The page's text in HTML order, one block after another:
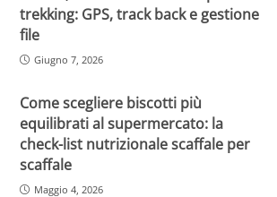
trekking: GPS, track back e gestione
file
Giugno 7, 2026
Come scegliere biscotti più
equilibrati al supermercato: la
check-list nutrizionale scaffale per
scaffale
Maggio 4, 2026